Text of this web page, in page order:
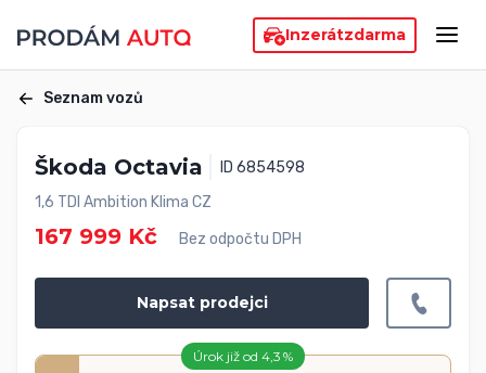
Inzerátzdarma
Seznam vozů
Škoda Octavia
ID 6854598
1,6 TDI Ambition Klima CZ
167 999 Kč Bez odpočtu DPH
Napsat prodejci
Úrok již od 4,3 %